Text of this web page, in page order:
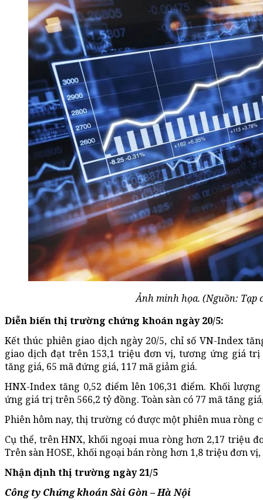
Ảnh minh họa. (Nguồn: Tạp
Diễn biến thị trường chứng khoán ngày 20/5:
Kết thúc phiên giao dịch ngày 20/5, chỉ số VN-Index
giao dịch đạt trên 153,1 triệu đơn vị, tương ứng giá trị
tăng giá, 65 mã đứng giá, 117 mã giảm giá.
HNX-Index tăng 0,52 điểm lên 106,31 điểm. Khối
ứng giá trị trên 566,2 tỷ đồng. Toàn sàn có 77 mã tăng
Phiên hôm nay, thị trường có được một phiên mua ròng
Cụ thể, trên HNX, khối ngoại mua ròng hơn 2,17 triệu
Trên sàn HOSE, khối ngoại bán ròng hơn 1,8 triệu đơn
Nhận định thị trường ngày 21/5
Công ty Chứng khoán Sài Gòn – Hà Nội